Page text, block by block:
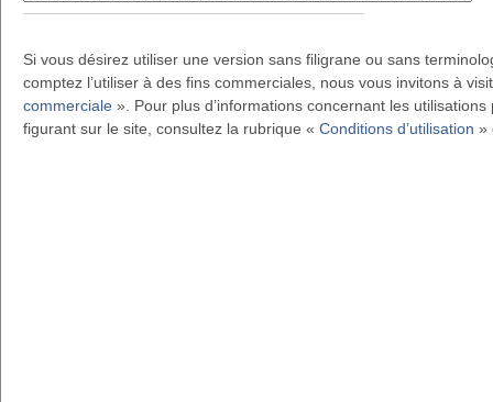
Si vous désirez utiliser une version sans filigrane ou sans
comptez l’utiliser à des fins commerciales, nous vous invitons à
commerciale ». Pour plus d’informations concernant les
figurant sur le site, consultez la rubrique « Conditions d’utilisation »